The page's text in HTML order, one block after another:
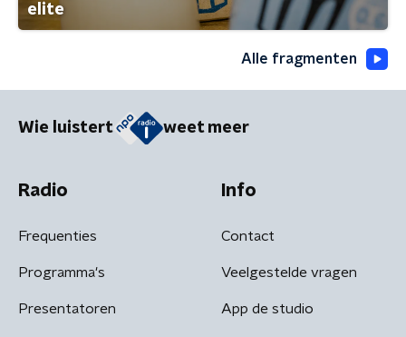
elite
Alle fragmenten
Wie luistert weet meer
Radio
Frequenties
Programma's
Presentatoren
Info
Contact
Veelgestelde vragen
App de studio